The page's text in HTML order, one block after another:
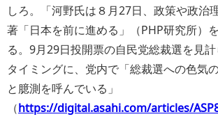
しろ。
河野氏は８月27日、政策や政治
著「日本を前に進める」（PHP研究所）
る。9月29日投開票の自民党総裁選を見
タイミングに、党内で「総裁選への色気
と臆測を呼んでいる
（https://digital.asahi.com/articles/